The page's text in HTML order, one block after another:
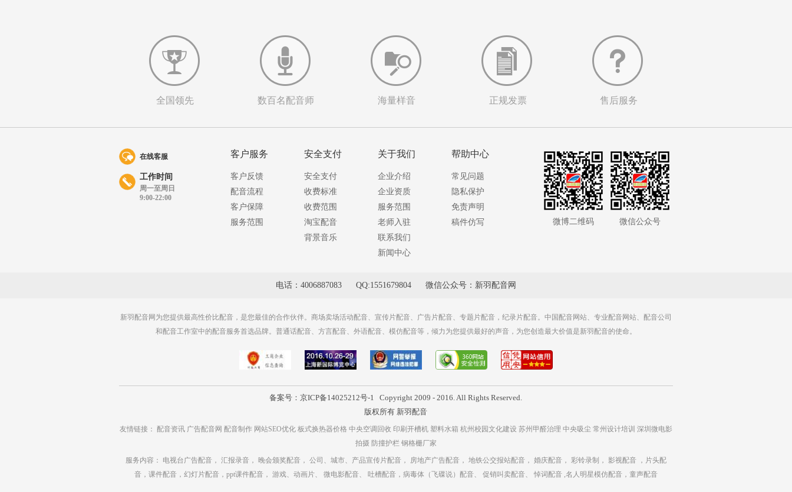
全国领先 数百名配音师 海量样音 正规发票 售后服务
在线客服
工作时间
周一至周日
9:00-22:00
客户服务
客户反馈
配音流程
客户保障
服务范围
安全支付
安全支付
收费标准
收费范围
淘宝配音
背景音乐
关于我们
企业介绍
企业资质
服务范围
老师入驻
联系我们
新闻中心
帮助中心
常见问题
隐私保护
免责声明
稿件仿写
微博二维码 微信公众号
电话：4006887083 QQ:1551679804 微信公众号：新羽配音网
新羽配音网为您提供最高性价比配音，是您最佳的合作伙伴。商场卖场活动配音、宣传片配音、广告片配音、专题片配音，纪录片配音。中国配音网站、专业配音网站、配音公司
和配音工作室中的配音服务首选品牌。普通话配音、方言配音、外语配音、模仿配音等，倾力为您提供最好的声音，为您创造最大价值是新羽配音的使命。
备案号：京ICP备14025212号-1
Copyright 2009 - 2016. All Rights Reserved.
版权所有 新羽配音
友情链接： 配音资讯 广告配音网 配音制作 网站SEO优化 板式换热器价格 中央空调回收 印刷开槽机 塑料水箱 杭州校园文化建设 苏州甲醛治理 中央吸尘 常州设计培训 深圳微电影
拍摄 防撞护栏 钢格栅厂家
服务内容： 电视台广告配音， 汇报录音， 晚会颁奖配音， 公司、城市、产品宣传片配音， 房地产广告配音， 地铁公交报站配音， 婚庆配音， 彩铃录制， 影视配音 ，片头配
音，课件配音，幻灯片配音，ppt课件配音， 游戏、动画片、 微电影配音、 吐槽配音，病毒体（飞碟说）配音、 促销叫卖配音、 悼词配音 ,名人明星模仿配音，童声配音